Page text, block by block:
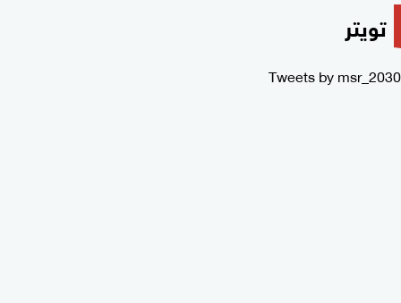
تويتر
Tweets by msr_2030